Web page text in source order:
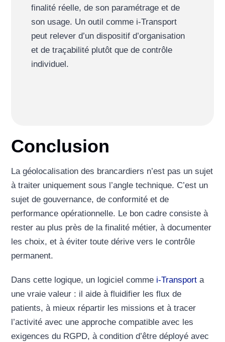
finalité réelle, de son paramétrage et de
son usage. Un outil comme i-Transport
peut relever d’un dispositif d’organisation
et de traçabilité plutôt que de contrôle
individuel.
Conclusion
La géolocalisation des brancardiers n’est pas un sujet
à traiter uniquement sous l’angle technique. C’est un
sujet de gouvernance, de conformité et de
performance opérationnelle. Le bon cadre consiste à
rester au plus près de la finalité métier, à documenter
les choix, et à éviter toute dérive vers le contrôle
permanent.
Dans cette logique, un logiciel comme i-Transport a
une vraie valeur : il aide à fluidifier les flux de
patients, à mieux répartir les missions et à tracer
l’activité avec une approche compatible avec les
exigences du RGPD, à condition d’être déployé avec